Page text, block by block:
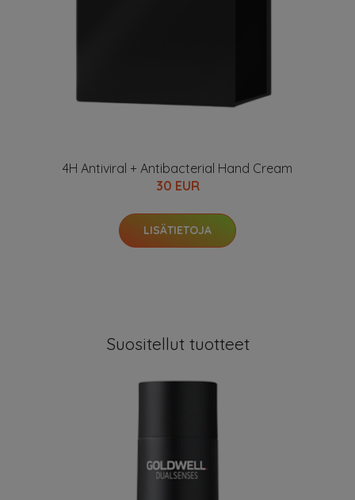
4H Antiviral + Antibacterial Hand Cream
30 EUR
LISÄTIETOJA
Suositellut tuotteet